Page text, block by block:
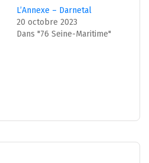
L’Annexe – Darnetal
20 octobre 2023
Dans "76 Seine-Maritime"